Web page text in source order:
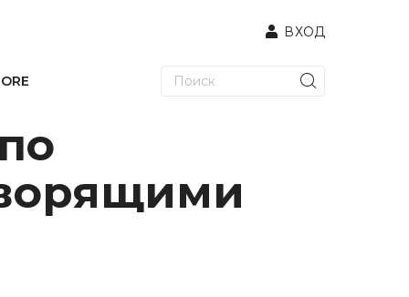
ВХОД